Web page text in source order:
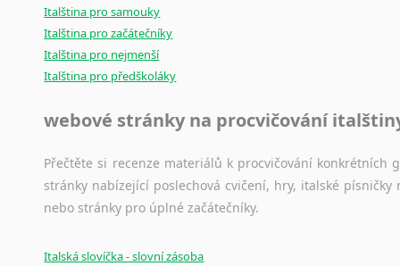
Italština pro samouky
Italština pro začátečníky
Italština pro nejmenší
Italština pro předškoláky
webové stránky na procvičování
Přečtěte si recenze materiálů k procvičování
stránky nabízející poslechová cvičení, hry, italské
nebo stránky pro úplné začátečníky.
Italská slovíčka - slovní zásoba